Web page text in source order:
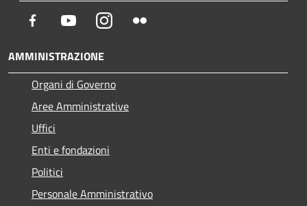
Facebook YoutubeInstagram
AMMINISTRAZIONE
Organi di Governo
Aree Amministrative
Uffici
Enti e fondazioni
Politici
Personale Amministrativo